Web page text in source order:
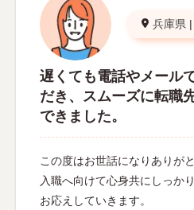
兵庫県 |
遅くても電話やメール
だき、スムーズに転職
できました。
この度はお世話になりありが
入職へ向けて心身共にしっか
お応えしていきます。